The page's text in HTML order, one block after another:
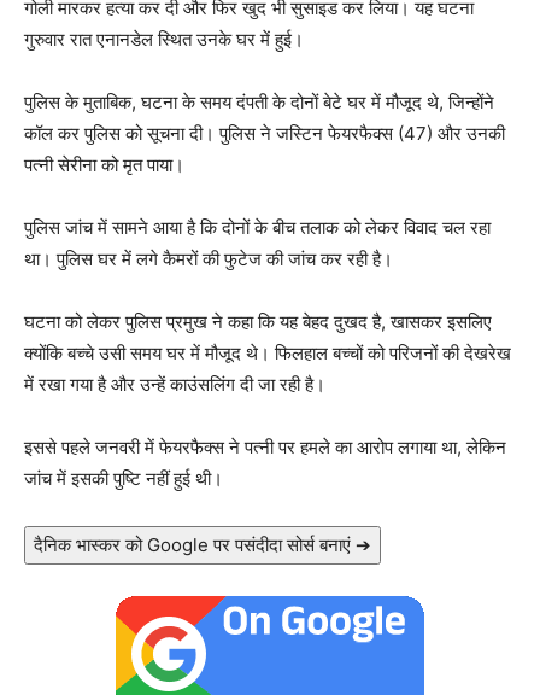
गोली मारकर हत्या कर दी और फिर खुद भी सुसाइड कर लिया। यह घटना
गुरुवार रात एनानडेल स्थित उनके घर में हुई।
पुलिस के मुताबिक, घटना के समय दंपती के दोनों बेटे घर में मौजूद थे, जिन्होंने
कॉल कर पुलिस को सूचना दी। पुलिस ने जस्टिन फेयरफैक्स (47) और उनकी
पत्नी सेरीना को मृत पाया।
पुलिस जांच में सामने आया है कि दोनों के बीच तलाक को लेकर विवाद चल रहा
था। पुलिस घर में लगे कैमरों की फुटेज की जांच कर रही है।
घटना को लेकर पुलिस प्रमुख ने कहा कि यह बेहद दुखद है, खासकर इसलिए
क्योंकि बच्चे उसी समय घर में मौजूद थे। फिलहाल बच्चों को परिजनों की देखरेख
में रखा गया है और उन्हें काउंसलिंग दी जा रही है।
इससे पहले जनवरी में फेयरफैक्स ने पत्नी पर हमले का आरोप लगाया था, लेकिन
जांच में इसकी पुष्टि नहीं हुई थी।
दैनिक भास्कर को Google पर पसंदीदा सोर्स बनाएं ➔